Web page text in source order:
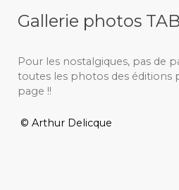
Gallerie photos
Pour les nostalgiques, pas de
toutes les photos des éditions
page !!
© Arthur Delicque